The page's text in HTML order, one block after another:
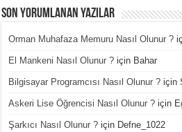
Son Yorumlanan Yazılar
Orman Muhafaza Memuru Nasıl Olunur ?
El Mankeni Nasıl Olunur ? için Bahar
Bilgisayar Programcısı Nasıl Olunur ? için
Askeri Lise Öğrencisi Nasıl Olunur ? için
Şarkıcı Nasıl Olunur ? için Defne_1022